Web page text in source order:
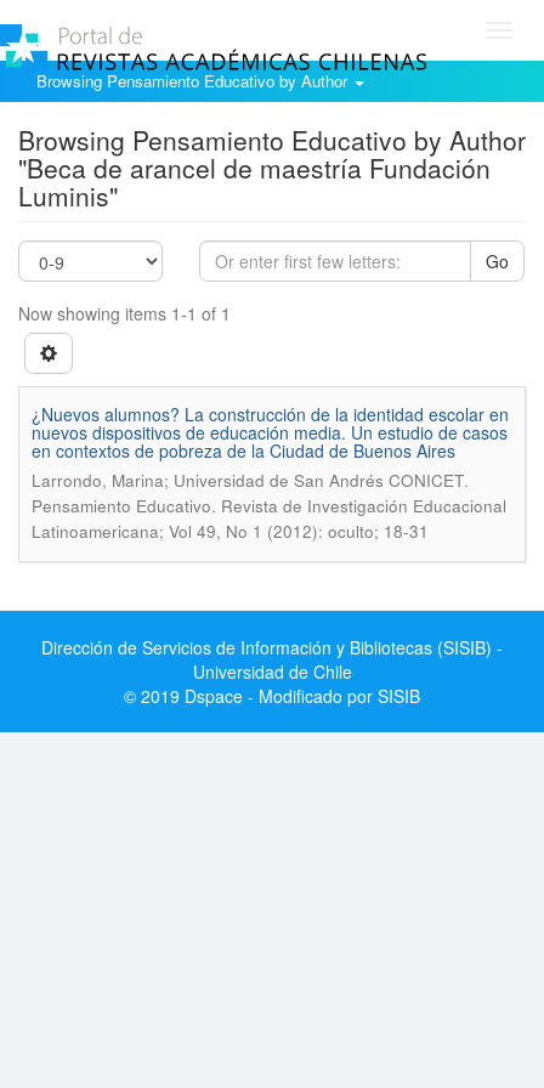
Browsing Pensamiento Educativo by Author
Browsing Pensamiento Educativo by Author
"Beca de arancel de maestría Fundación
Luminis"
Go
Now showing items 1-1 of 1
¿Nuevos alumnos? La construcción de la identidad escolar en
nuevos dispositivos de educación media. Un estudio de casos
en contextos de pobreza de la Ciudad de Buenos Aires
Larrondo, Marina; Universidad de San Andrés CONICET.
Pensamiento Educativo. Revista de Investigación Educacional
Latinoamericana; Vol 49, No 1 (2012): oculto; 18-31
Dirección de Servicios de Información y Bibliotecas (SISIB) -
Universidad de Chile
© 2019 Dspace - Modificado por SISIB